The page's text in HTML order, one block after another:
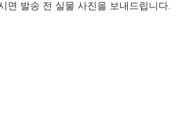
면 발송 전 실물 사진을 보내드립니다.